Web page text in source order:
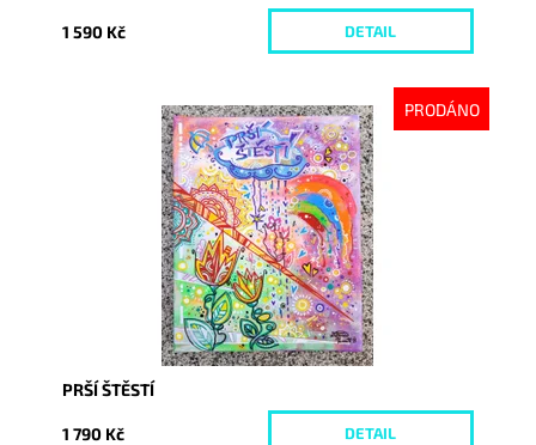
1 590 Kč DETAIL
PRODÁNO
Vyprodáno
4553
PRŠÍ ŠTĚSTÍ
1 790 Kč DETAIL